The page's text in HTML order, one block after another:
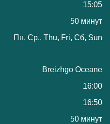
15:05
50 минут
Пн, Ср., Thu, Fri, Сб, Sun
Breizhgo Oceane
16:00
16:50
50 минут